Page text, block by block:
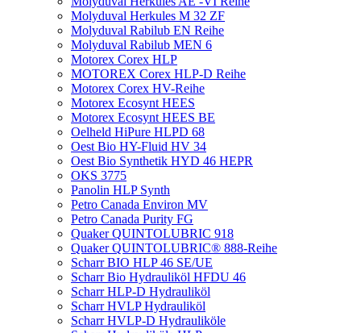
Molyduval Herkules M 32 ZF
Molyduval Rabilub EN Reihe
Molyduval Rabilub MEN 6
Motorex Corex HLP
MOTOREX Corex HLP-D Reihe
Motorex Corex HV-Reihe
Motorex Ecosynt HEES
Motorex Ecosynt HEES BE
Oelheld HiPure HLPD 68
Oest Bio HY-Fluid HV 34
Oest Bio Synthetik HYD 46 HEPR
OKS 3775
Panolin HLP Synth
Petro Canada Environ MV
Petro Canada Purity FG
Quaker QUINTOLUBRIC 918
Quaker QUINTOLUBRIC® 888-Reihe
Scharr BIO HLP 46 SE/UE
Scharr Bio Hydrauliköl HFDU 46
Scharr HLP-D Hydrauliköl
Scharr HVLP Hydrauliköl
Scharr HVLP-D Hydrauliköle